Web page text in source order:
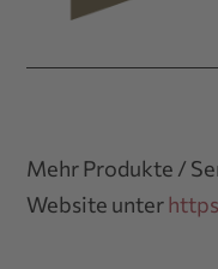
Mehr Produkte /
Website unter